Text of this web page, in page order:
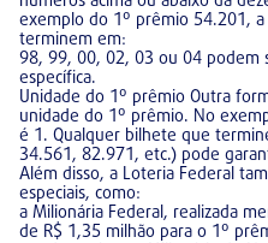
exemplo do 1º prêmio 54.201,
terminem em:
98, 99, 00, 02, 03 ou 04 podem
específica.
Unidade do 1º prêmio Outra
unidade do 1º prêmio. No
é 1. Qualquer bilhete que
34.561, 82.971, etc.) pode
Além disso, a Loteria Federal
especiais, como:
a Milionária Federal, realizada
de R$ 1,35 milhão para o 1º